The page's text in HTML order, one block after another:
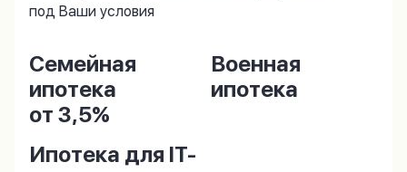
под Ваши условия
Семейная
ипотека
от 3,5%
Военная
ипотека
Ипотека для IT-